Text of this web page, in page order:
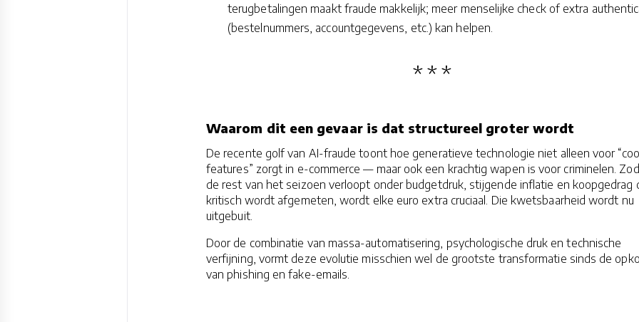
terugbetalingen maakt fraude makkelijk; meer menselijke check of extra
(bestelnummers, accountgegevens, etc.) kan helpen.
Waarom dit een gevaar is dat structureel groter wordt
De recente golf van AI-fraude toont hoe generatieve technologie niet alleen voor
features” zorgt in e-commerce — maar ook een krachtig wapen is voor criminelen.
de rest van het seizoen verloopt onder budgetdruk, stijgende inflatie en koopgedrag
kritisch wordt afgemeten, wordt elke euro extra cruciaal. Die kwetsbaarheid wordt nu
uitgebuit.
Door de combinatie van massa-automatisering, psychologische druk en technische
verfijning, vormt deze evolutie misschien wel de grootste transformatie sinds de
van phishing en fake-emails.